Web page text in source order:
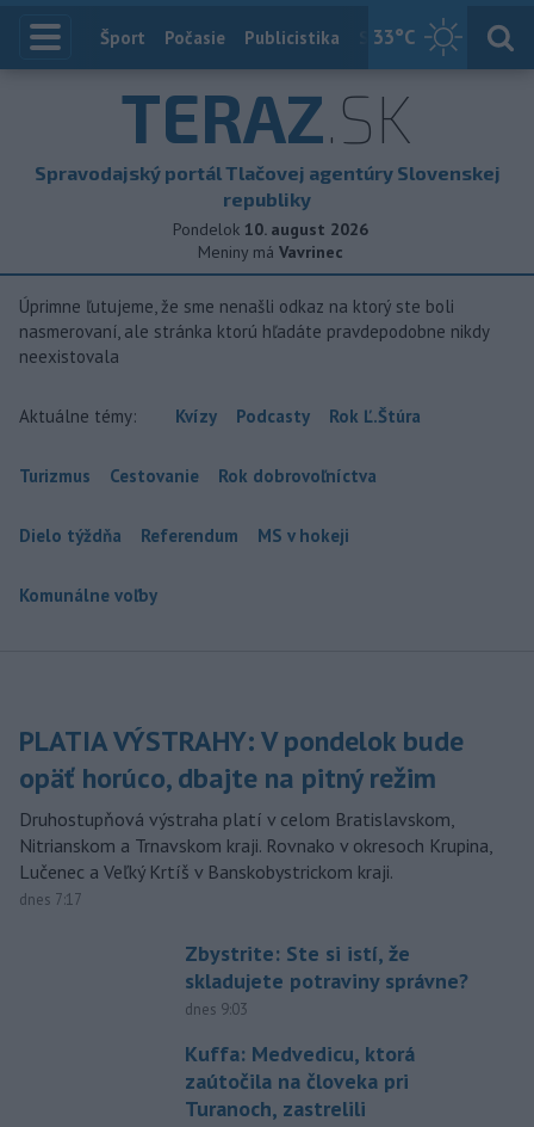
33°C
Index
Šport Počasie Publicistika Slovensko
TERAZ.SK
Spravodajský portál Tlačovej agentúry Slovenskej
republiky
Pondelok 10. august 2026
Meniny má Vavrinec
Úprimne ľutujeme, že sme nenašli odkaz na ktorý ste boli
nasmerovaní, ale stránka ktorú hľadáte pravdepodobne nikdy
neexistovala
Aktuálne témy: Kvízy Podcasty Rok Ľ.Štúra
Turizmus Cestovanie Rok dobrovoľníctva
Dielo týždňa Referendum MS v hokeji
Komunálne voľby
PLATIA VÝSTRAHY: V pondelok bude
opäť horúco, dbajte na pitný režim
Druhostupňová výstraha platí v celom Bratislavskom,
Nitrianskom a Trnavskom kraji. Rovnako v okresoch Krupina,
Lučenec a Veľký Krtíš v Banskobystrickom kraji.
dnes 7:17
Zbystrite: Ste si istí, že
skladujete potraviny správne?
dnes 9:03
Kuffa: Medvedicu, ktorá
zaútočila na človeka pri
Turanoch, zastrelili